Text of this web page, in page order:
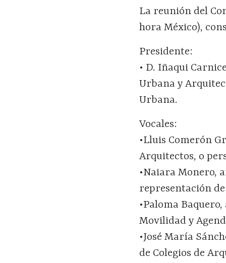
La reunión del
hora México),
Presidente:
• D. Iñaqui
Urbana y
Urbana.
Vocales:
•Lluis Comerón
Arquitectos, o
•Naiara Monero,
representación
•Paloma
Movilidad y
•José María
de Colegios de